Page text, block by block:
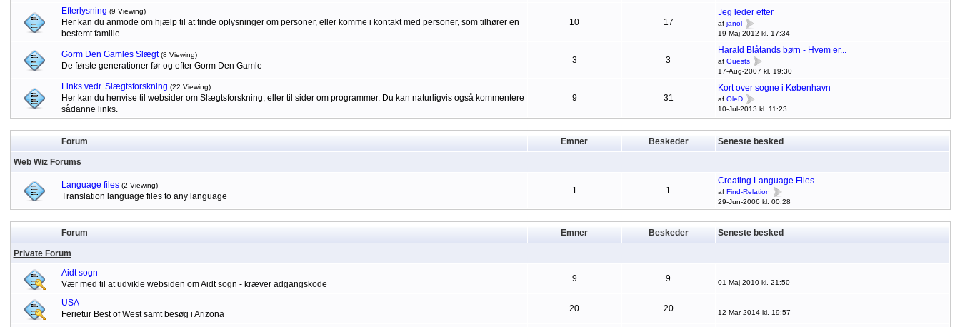
Efterlysning (9 Viewing)
Her kan du anmode om hjælp til at finde oplysninger om personer, eller komme i kontakt med personer, som tilhører en
bestemt familie
10 17
Jeg leder efter
af janol
19-Maj-2012 kl. 17:34
Gorm Den Gamles Slægt (8 Viewing)
De første generationer før og efter Gorm Den Gamle
3 3
Harald Blåtands børn - Hvem er...
af Guests
17-Aug-2007 kl. 19:30
Links vedr. Slægtsforskning (22 Viewing)
Her kan du henvise til websider om Slægtsforskning, eller til sider om programmer. Du kan naturligvis også kommentere
sådanne links.
9 31
Kort over sogne i København
af OleD
10-Jul-2013 kl. 11:23
Forum Emner Beskeder Seneste besked
Web Wiz Forums
Language files (2 Viewing)
Translation language files to any language
1 1
Creating Language Files
af Find-Relation
29-Jun-2006 kl. 00:28
Forum Emner Beskeder Seneste besked
Private Forum
Aidt sogn
Vær med til at udvikle websiden om Aidt sogn - kræver adgangskode
9 9 01-Maj-2010 kl. 21:50
USA
Ferietur Best of West samt besøg i Arizona
20 20 12-Mar-2014 kl. 19:57